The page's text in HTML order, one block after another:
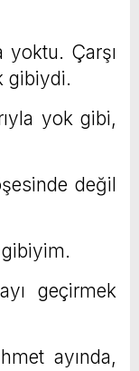
yoktu. Çarşı
gibiydi.
yok gibi,
değil
geçirmek
ayında,